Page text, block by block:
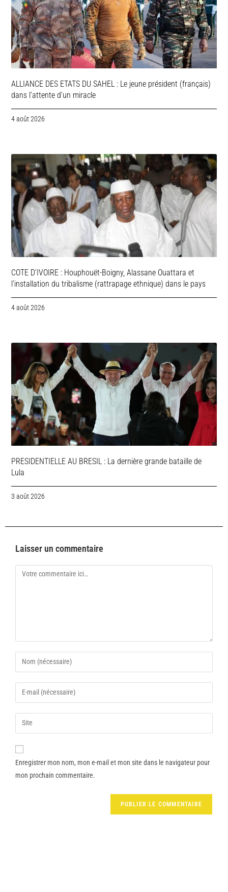
ALLIANCE DES ETATS DU SAHEL : Le jeune président (français)
dans l’attente d’un miracle
4 août 2026
COTE D’IVOIRE : Houphouët-Boigny, Alassane Ouattara et
l’installation du tribalisme (rattrapage ethnique) dans le pays
4 août 2026
PRESIDENTIELLE AU BRESIL : La dernière grande bataille de
Lula
3 août 2026
Laisser un commentaire
Enregistrer mon nom, mon e-mail et mon site dans le navigateur pour
mon prochain commentaire.